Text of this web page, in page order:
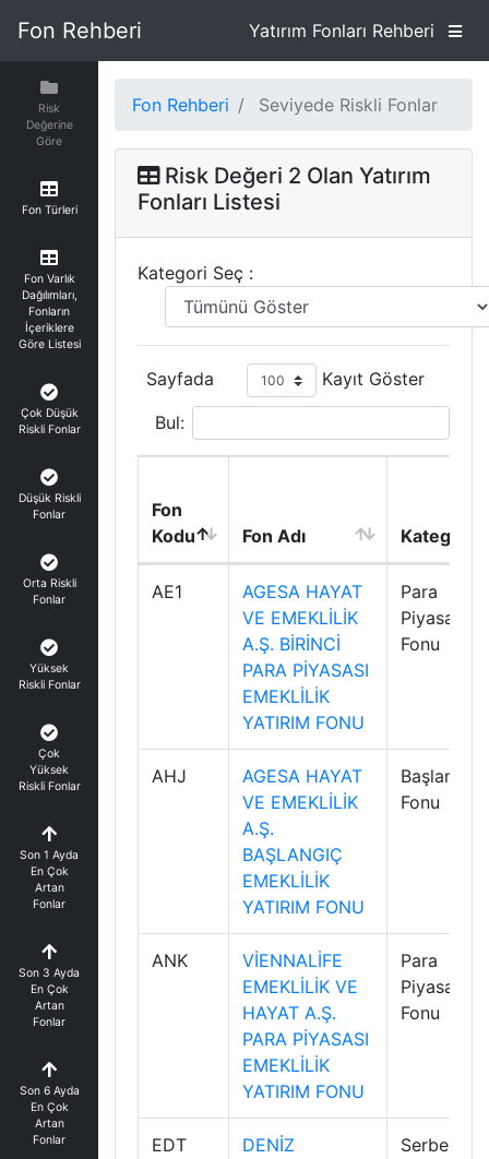
Fon Rehberi Yatırım Fonları Rehberi
Risk
Değerine
Göre
Fon Türleri
Fon Varlık
Dağılımları,
Fonların
İçeriklere
Göre Listesi
Çok Düşük
Riskli Fonlar
Düşük Riskli
Fonlar
Orta Riskli
Fonlar
Yüksek
Riskli Fonlar
Çok
Yüksek
Riskli Fonlar
Son 1 Ayda
En Çok
Artan
Fonlar
Son 3 Ayda
En Çok
Artan
Fonlar
Son 6 Ayda
En Çok
Artan
Fonlar
Fon Rehberi Seviyede Riskli Fonlar
Risk Değeri 2 Olan Yatırım
Fonları Listesi
Kategori Seç :
Sayfada Kayıt Göster
Bul:
Fon
Kodu
Fon Adı Kategori
AE1
AGESA HAYAT
VE EMEKLİLİK
A.Ş. BİRİNCİ
PARA PİYASASI
EMEKLİLİK
YATIRIM FONU
Para
Piyasası
Fonu
AHJ
AGESA HAYAT
VE EMEKLİLİK
A.Ş.
BAŞLANGIÇ
EMEKLİLİK
YATIRIM FONU
Başlangıç
Fonu
ANK
VİENNALİFE
EMEKLİLİK VE
HAYAT A.Ş.
PARA PİYASASI
EMEKLİLİK
YATIRIM FONU
Para
Piyasası
Fonu
EDT
DENİZ
Serbest